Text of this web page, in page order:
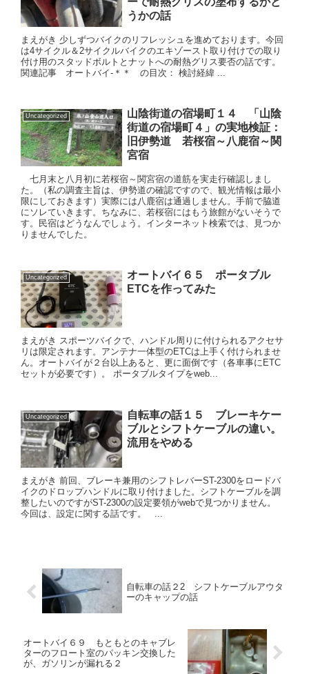
うかの話
まえがき 少しずつバイクのリフレッシュを進めております。今回
は4サイクル＆2サイクルバイクのエキゾースト取り付けでの取り
付け用のスタッドボルトとナットへの耐熱グリス要否の話です。
関連記事 オートバイ-＊＊ の目次： 検討経緯 ...
Uncategorized
山陰街道の宿場町１４ 「山陰
街道の宿場町４」の実地検証：
旧伊勢道 若桜宿～八鹿宿～関
宮宿
七月末と八月初に若桜宿～関宮宿の道筋を実走行確認しまし
た。（私の調査主旨は、伊勢道の確認ですので、観光情報は最小
限にしておきます）実際には八鹿宿は通過しません。手前で脇道
にソレていきます。ちなみに、若桜宿にはもう旅館がないそうで
す。民宿はどうなんでしょう。インターネット検索では、見つか
りませんでした。
Uncategorized
オートバイ６５ ポータブル
ETCを作ってみた
まえがき スポーツバイクで、ハンドル周りに付けられるアクセサ
リは限定されます。アンテナ一体型のETCは上手く付けられませ
ん。オートバイが２台以上あると、更に面倒です（各車事にETC
セットが必要です）。 ポータブルタイプをweb...
Uncategorized
自転車の話１５ ブレーキケー
ブルとシフトケーブルの違い。
流用をやめる
まえがき 前回、ブレーキ兼用のシフトレバーST-2300をロードバ
イクのドロップハンドルに取り付けました。シフトケーブルを調
整したいのですがST-2300の設定要領がwebで見つかりません。
今回は、設定に関する話です。 ...
自転車の話２2 シフトケーブルアウタ
ーのキャップの話
オートバイ６９ もともとのキャブレ
ターのフロート室のパッキン交換した
が、ガソリンが漏れる２